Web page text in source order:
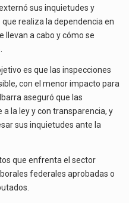
sus inquietudes y
realiza la dependencia en
llevan a cabo y cómo se
es que las inspecciones
con el menor impacto para
aseguró que las
la ley y con transparencia, y
sus inquietudes ante la
que enfrenta el sector
federales aprobadas o